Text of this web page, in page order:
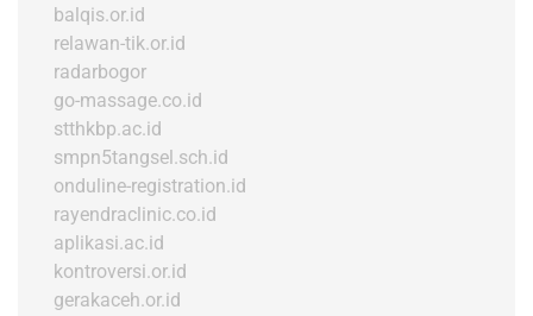
balqis.or.id
relawan-tik.or.id
radarbogor
go-massage.co.id
stthkbp.ac.id
smpn5tangsel.sch.id
onduline-registration.id
rayendraclinic.co.id
aplikasi.ac.id
kontroversi.or.id
gerakaceh.or.id